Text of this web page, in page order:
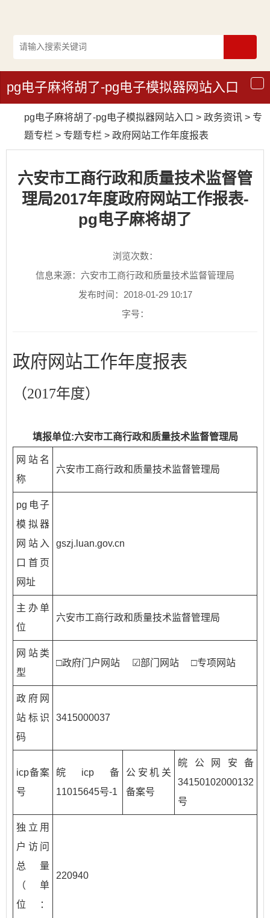
导
航
pg电子麻将胡了-pg电子模拟器网站入口
pg电子麻将胡了-pg电子模拟器网站入口 > 政务资讯 > 专
题专栏 > 专题专栏 > 政府网站工作年度报表
六安市工商行政和质量技术监督管
理局2017年度政府网站工作报表-
pg电子麻将胡了
浏览次数：
信息来源：六安市工商行政和质量技术监督管理局
发布时间：2018-01-29 10:17
字号：
政府网站工作年度报表
（2017年度）
填报单位:六安市工商行政和质量技术监督管理局
网站名
称
六安市工商行政和质量技术监督管理局
pg电子
模拟器
网站入
口首页
网址
gszj.luan.gov.cn
主办单
位
六安市工商行政和质量技术监督管理局
网站类
型
□政府门户网站 ☑部门网站 □专项网站
政府网
站标识
码
3415000037
icp备案
号
皖icp备
11015645号-1
公安机关
备案号
皖公网安备
34150102000132
号
独立用
户访问
总量
（单
位：
220940